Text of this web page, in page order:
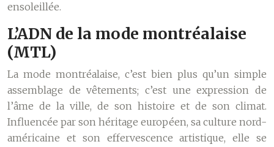
ensoleillée.
L’ADN de la mode montréalaise
(MTL)
La mode montréalaise, c’est bien plus qu’un simple
assemblage de vêtements; c’est une expression de
l’âme de la ville, de son histoire et de son climat.
Influencée par son héritage européen, sa culture nord-
américaine et son effervescence artistique, elle se